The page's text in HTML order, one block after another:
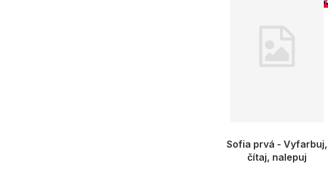
Sofia prvá - Vyfarbuj,
čítaj, nalepuj